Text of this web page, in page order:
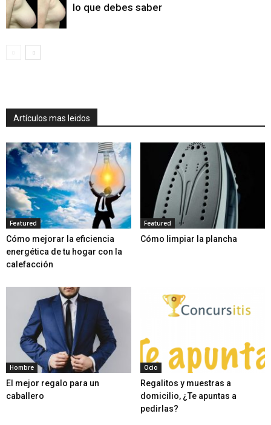
lo que debes saber
Artículos mas leidos
Featured
Cómo mejorar la eficiencia
energética de tu hogar con la
calefacción
Featured
Cómo limpiar la plancha
Hombre
El mejor regalo para un
caballero
Ocio
Regalitos y muestras a
domicilio, ¿Te apuntas a
pedirlas?